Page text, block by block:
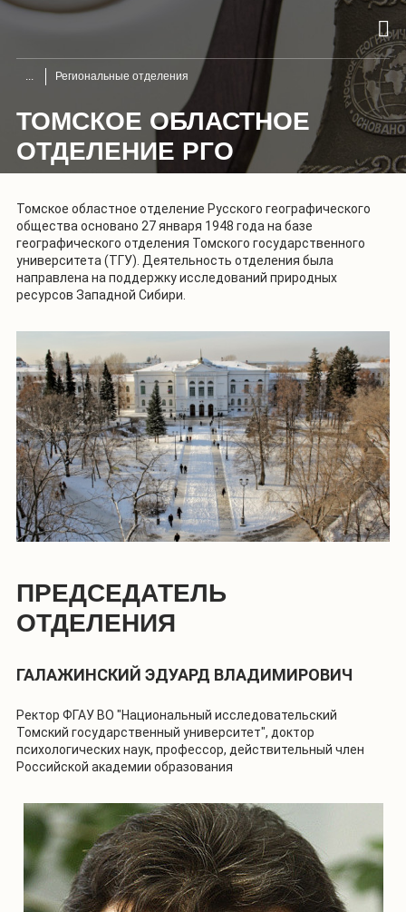
Региональные отделения
ТОМСКОЕ ОБЛАСТНОЕ
ОТДЕЛЕНИЕ РГО
Томское областное отделение Русского географического
общества основано 27 января 1948 года на базе
географического отделения Томского государственного
университета (ТГУ). Деятельность отделения была
направлена на поддержку исследований природных
ресурсов Западной Сибири.
ПРЕДСЕДАТЕЛЬ
ОТДЕЛЕНИЯ
ГАЛАЖИНСКИЙ ЭДУАРД ВЛАДИМИРОВИЧ
Ректор ФГАУ ВО "Национальный исследовательский
Томский государственный университет", доктор
психологических наук, профессор, действительный член
Российской академии образования